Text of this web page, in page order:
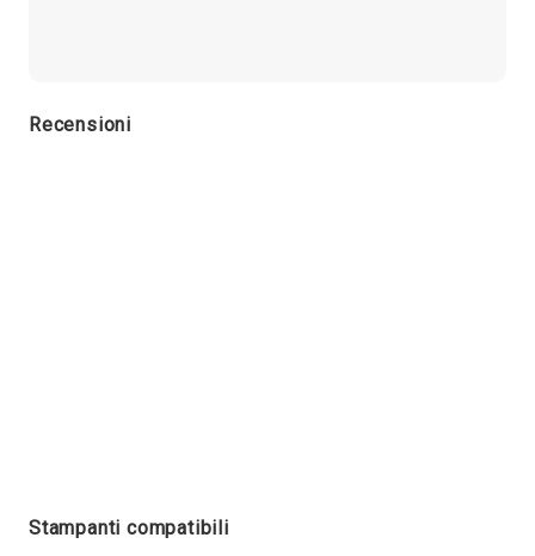
Recensioni
Stampanti compatibili